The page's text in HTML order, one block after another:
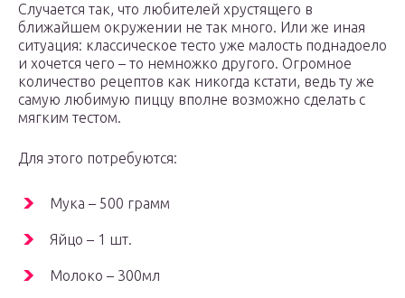
Случается так, что любителей хрустящего в
ближайшем окружении не так много. Или же иная
ситуация: классическое тесто уже малость поднадоело
и хочется чего – то немножко другого. Огромное
количество рецептов как никогда кстати, ведь ту же
самую любимую пиццу вполне возможно сделать с
мягким тестом.
Для этого потребуются:
Мука – 500 грамм
Яйцо – 1 шт.
Молоко – 300мл